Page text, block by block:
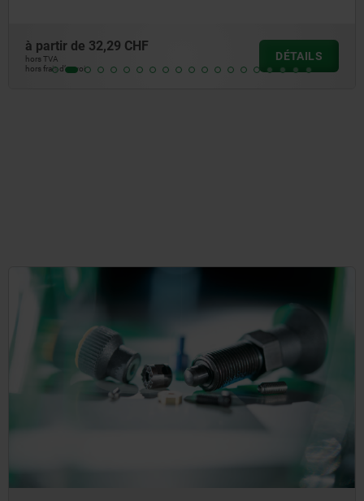
partir de32,29 CHF
TVA
frais d’envoi
DÉTAILS